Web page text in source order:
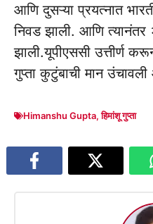
आणि दुसऱ्या प्रयत्नात
निवड झाली. आणि
झाली.यूपीएससी उत्तीर्ण
गुप्ता कुटुंबाची मान
Himanshu Gupta,हिमांशू गुप्ता